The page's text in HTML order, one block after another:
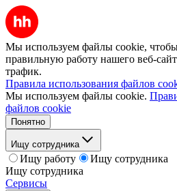
Мы используем файлы cookie, чтобы
правильную работу нашего веб-
трафик.
Правила использования файлов
Мы используем файлы cookie.
файлов cookie
Понятно
Ищу сотрудника
Ищу работу
Ищу сотрудника
Ищу сотрудника
Сервисы